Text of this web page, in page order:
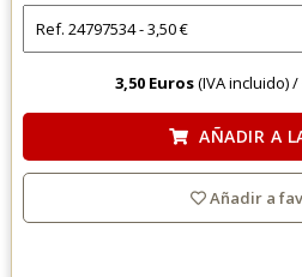
3,50 Euros(IVA incluido) /
AÑADIR A
Añadir a